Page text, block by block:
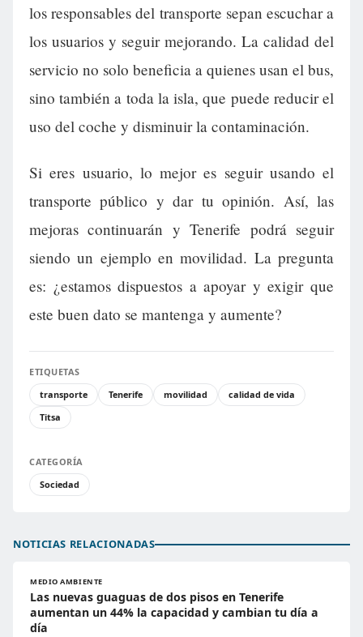
los responsables del transporte sepan escuchar a
los usuarios y seguir mejorando. La calidad del
servicio no solo beneficia a quienes usan el bus,
sino también a toda la isla, que puede reducir el
uso del coche y disminuir la contaminación.
Si eres usuario, lo mejor es seguir usando el
transporte público y dar tu opinión. Así, las
mejoras continuarán y Tenerife podrá seguir
siendo un ejemplo en movilidad. La pregunta
es: ¿estamos dispuestos a apoyar y exigir que
este buen dato se mantenga y aumente?
ETIQUETAS
transporte
Tenerife movilidad
calidad de vida
Titsa
CATEGORÍA
Sociedad
NOTICIAS RELACIONADAS
MEDIO AMBIENTE
Las nuevas guaguas de dos pisos en Tenerife
aumentan un 44% la capacidad y cambian tu día a
día